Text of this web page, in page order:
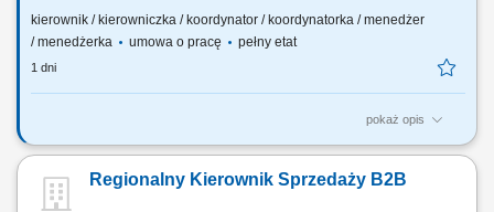
kierownik / kierowniczka / koordynator / koordynatorka / menedżer
/ menedżerka
umowa o pracę pełny etat
1 dni
pokaż opis
TWOJA ROLA Odpowiada za poprawne funkcjonowanie podległego
gospodarką magazynową, zasobami ludzkimi. ZADANIA NA
STANOWISKU Utrzymanie i monitorowanie SLA (za pomocą raportów
Regionalny Kierownik Sprzedaży B2B